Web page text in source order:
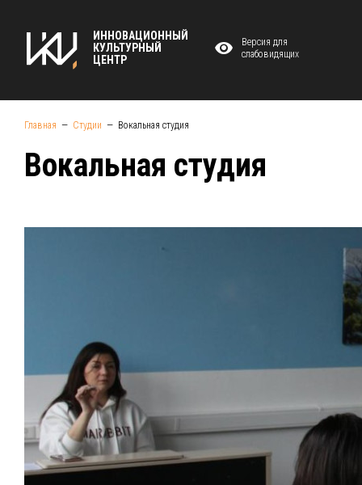
ИННОВАЦИОННЫЙ
КУЛЬТУРНЫЙ
ЦЕНТР
Версия для
слабовидящих
Главная Студии Вокальная студия
Вокальная студия